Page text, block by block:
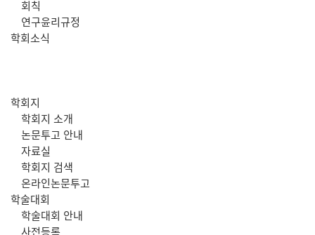
회칙
연구윤리규정
학회소식
학회지
학회지 소개
논문투고 안내
자료실
학회지 검색
온라인논문투고
학술대회
학술대회 안내
사전등록